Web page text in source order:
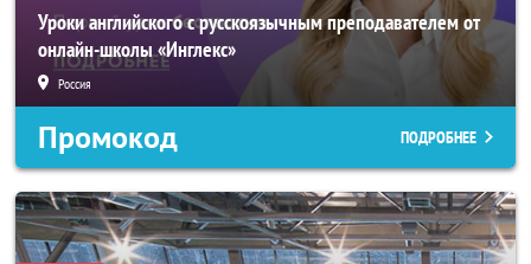
Уроки английского с русскоязычным преподавателем от
онлайн-школы «Инглекс»
Россия
Промокод ПОДРОБНЕЕ